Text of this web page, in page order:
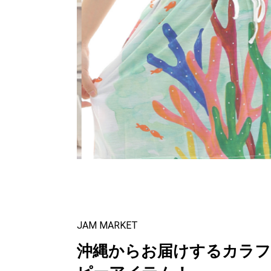
JAM MARKET
沖縄からお届けするカラ